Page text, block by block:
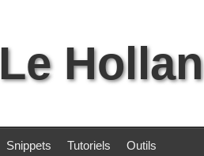
Le
Snippets Tutoriels Outils